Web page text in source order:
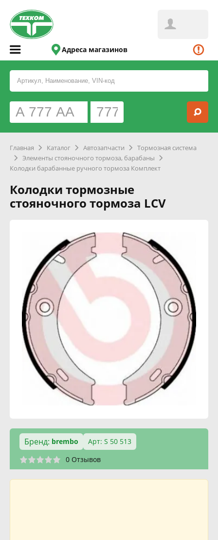
Адреса магазинов
Главная Каталог Автозапчасти
Тормозная система
Элементы стояночного тормоза, барабаны
Колодки барабанные ручного тормоза Комплект
Колодки тормозные
стояночного тормоза LCV
Бренд: brembo
Арт: S 50 513
0 Отзывов